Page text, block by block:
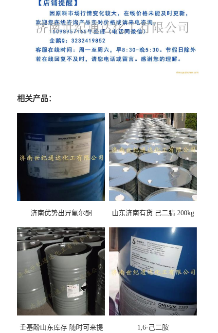
相关产品：
济南优势出异氟尔酮
山东济南有货 己二腈 200kg
壬基酚山东库存 随时可来提 1,6-己二胺